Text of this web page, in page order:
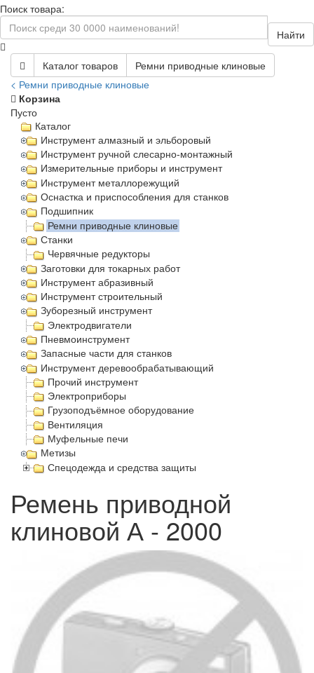
Поиск товара:
Найти
Каталог товаров
Ремни приводные клиновые
< Ремни приводные клиновые
Корзина
Пусто
Каталог
Инструмент алмазный и эльборовый
Инструмент ручной слесарно-монтажный
Измерительные приборы и инструмент
Инструмент металлорежущий
Оснастка и приспособления для станков
Подшипник
Ремни приводные клиновые
Станки
Червячные редукторы
Заготовки для токарных работ
Инструмент абразивный
Инструмент строительный
Зуборезный инструмент
Электродвигатели
Пневмоинструмент
Запасные части для станков
Инструмент деревообрабатывающий
Прочий инструмент
Электроприборы
Грузоподъёмное оборудование
Вентиляция
Муфельные печи
Метизы
Спецодежда и средства защиты
Ремень приводной
клиновой А - 2000